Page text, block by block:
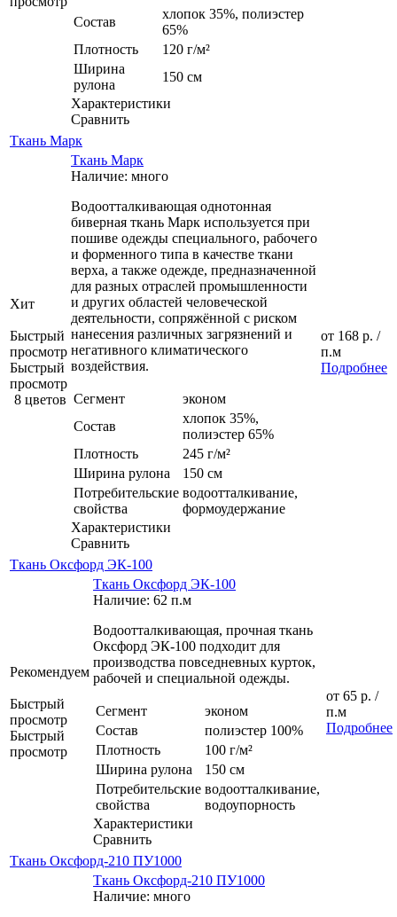
Состав
хлопок 35%, полиэстер
65%
Плотность
120 г/м²
Ширина
рулона
150 см
Характеристики
Сравнить
Ткань Марк
Хит
Быстрый
просмотр
Быстрый
просмотр
8 цветов
Ткань Марк
Наличие: много
Водоотталкивающая однотонная
биверная ткань Марк используется при
пошиве одежды специального, рабочего
и форменного типа в качестве ткани
верха, а также одежде, предназначенной
для разных отраслей промышленности
и других областей человеческой
деятельности, сопряжённой с риском
нанесения различных загрязнений и
негативного климатического
воздействия.
Сегмент
эконом
Состав
хлопок 35%,
полиэстер 65%
Плотность
245 г/м²
Ширина рулона
150 см
Потребительские
свойства
водоотталкивание,
формоудержание
Характеристики
Сравнить
от 168 р. /
п.м
Подробнее
Ткань Оксфорд ЭК-100
Рекомендуем
Быстрый
просмотр
Быстрый
просмотр
Ткань Оксфорд ЭК-100
Наличие: 62 п.м
Водоотталкивающая, прочная ткань
Оксфорд ЭК-100 подходит для
производства повседневных курток,
рабочей и специальной одежды.
Сегмент
эконом
Состав
полиэстер 100%
Плотность
100 г/м²
Ширина рулона
150 см
Потребительские
свойства
водоотталкивание,
водоупорность
Характеристики
Сравнить
от 65 р. /
п.м
Подробнее
Ткань Оксфорд-210 ПУ1000
Ткань Оксфорд-210 ПУ1000
Наличие: много